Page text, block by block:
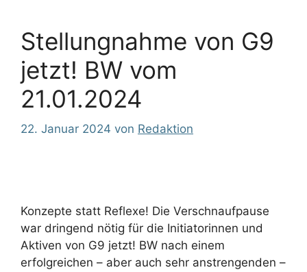
Stellungnahme von G9
jetzt! BW vom
21.01.2024
22. Januar 2024 von Redaktion
Konzepte statt Reflexe! Die Verschnaufpause
war dringend nötig für die Initiatorinnen und
Aktiven von G9 jetzt! BW nach einem
erfolgreichen – aber auch sehr anstrengenden –